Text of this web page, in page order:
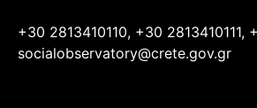
+30 2813410110, +30 2813410111,
socialobservatory@crete.gov.gr